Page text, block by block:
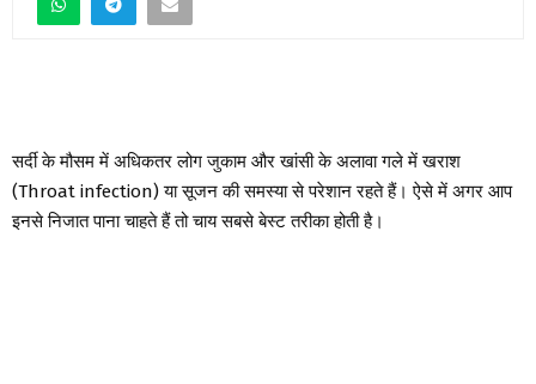
सर्दी के मौसम में अधिकतर लोग जुकाम और खांसी के अलावा गले में खराश
(Throat infection) या सूजन की समस्या से परेशान रहते हैं। ऐसे में अगर आप
इनसे निजात पाना चाहते हैं तो चाय सबसे बेस्ट तरीका होती है।